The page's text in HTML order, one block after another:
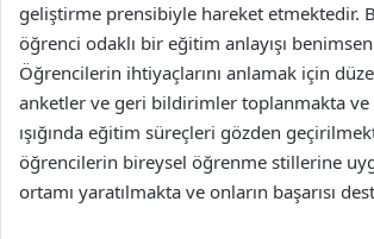
geliştirme prensibiyle hareket etmektedir.
öğrenci odaklı bir eğitim anlayışı
Öğrencilerin ihtiyaçlarını anlamak için
anketler ve geri bildirimler toplanmakta
ışığında eğitim süreçleri gözden
öğrencilerin bireysel öğrenme stillerine
ortamı yaratılmakta ve onların başarısı